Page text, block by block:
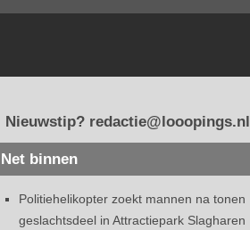
Nieuwstip? redactie@looopings.nl
Net binnen
Politiehelikopter zoekt mannen na tonen
geslachtsdeel in Attractiepark Slagharen